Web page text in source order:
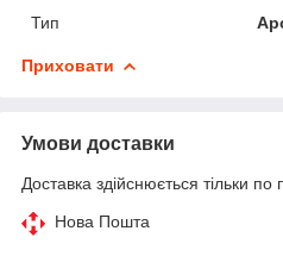
Тип
Приховати
Умови доставки
Доставка здійснюється тільки по
Нова Пошта